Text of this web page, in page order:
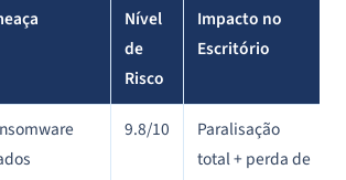
Nível
de
Risco
Impacto no
Escritório
9.8/10
Paralisação
total + perda de